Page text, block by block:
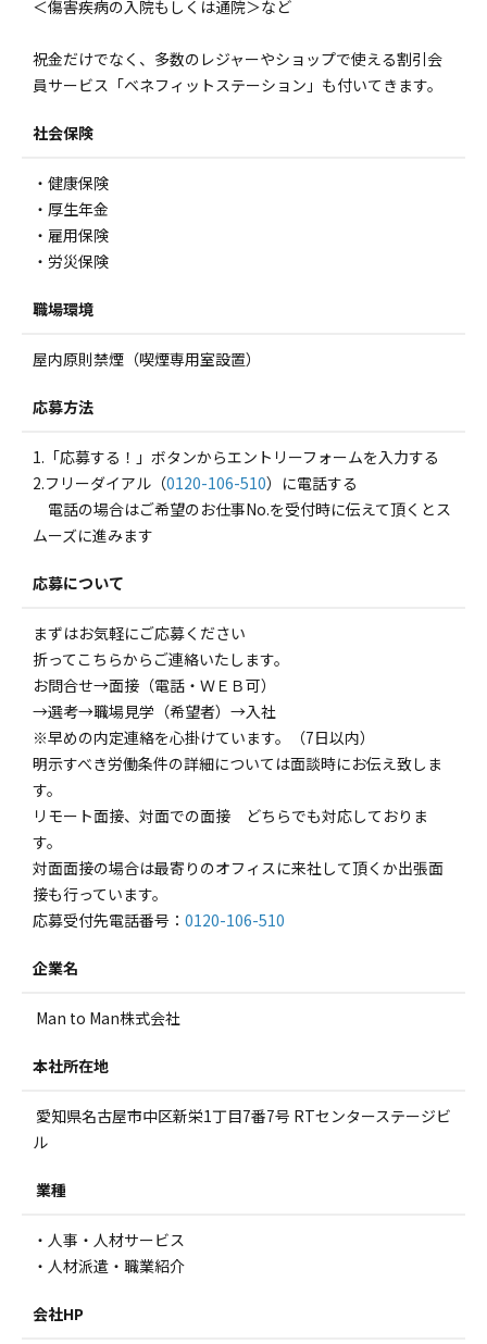
＜傷害疾病の入院もしくは通院＞など
祝金だけでなく、多数のレジャーやショップで使える割引会
員サービス「ベネフィットステーション」も付いてきます。
社会保険
・健康保険
・厚生年金
・雇用保険
・労災保険
職場環境
屋内原則禁煙（喫煙専用室設置）
応募方法
1.「応募する！」ボタンからエントリーフォームを入力する
2.フリーダイアル（0120-106-510）に電話する
電話の場合はご希望のお仕事No.を受付時に伝えて頂くとス
ムーズに進みます
応募について
まずはお気軽にご応募ください
折ってこちらからご連絡いたします。
お問合せ→面接（電話・ＷＥＢ可）
→選考→職場見学（希望者）→入社
※早めの内定連絡を心掛けています。（7日以内）
明示すべき労働条件の詳細については面談時にお伝え致しま
す。
リモート面接、対面での面接 どちらでも対応しておりま
す。
対面面接の場合は最寄りのオフィスに来社して頂くか出張面
接も行っています。
応募受付先電話番号： 0120-106-510
企業名
Man to Man株式会社
本社所在地
愛知県名古屋市中区新栄1丁目7番7号 RTセンターステージビ
ル
業種
・人事・人材サービス
・人材派遣・職業紹介
会社HP